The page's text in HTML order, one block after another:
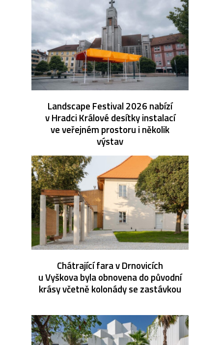
Landscape Festival 2026 nabízí
v Hradci Králové desítky instalací
ve veřejném prostoru i několik
výstav
Chátrající fara v Drnovicích
u Vyškova byla obnovena do původní
krásy včetně kolonády se zastávkou